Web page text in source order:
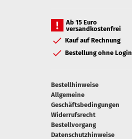
Ab 15 Euro
versandkostenfrei
Kauf auf Rechnung
Bestellung ohne Login
Bestellhinweise
Allgemeine
Geschäftsbedingungen
Widerrufsrecht
Bestellvorgang
Datenschutzhinweise